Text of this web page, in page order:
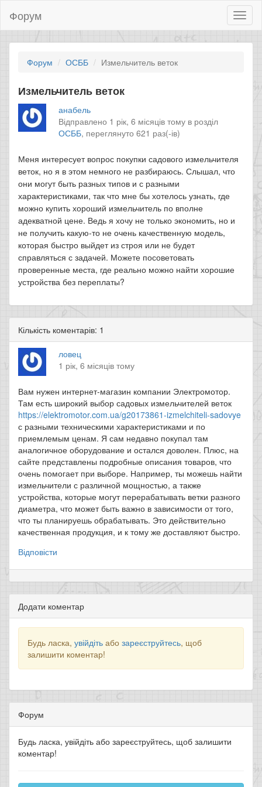
Форум
Форум ОСББ Измельчитель веток
Измельчитель веток
анабель
Відправлено 1 рік, 6 місяців тому в розділ
ОСББ, переглянуто 621 раз(-ів)
Меня интересует вопрос покупки садового измельчителя
веток, но я в этом немного не разбираюсь. Слышал, что
они могут быть разных типов и с разными
характеристиками, так что мне бы хотелось узнать, где
можно купить хороший измельчитель по вполне
адекватной цене. Ведь я хочу не только экономить, но и
не получить какую-то не очень качественную модель,
которая быстро выйдет из строя или не будет
справляться с задачей. Можете посоветовать
проверенные места, где реально можно найти хорошие
устройства без переплаты?
Кількість коментарів: 1
ловец
1 рік, 6 місяців тому
Вам нужен интернет-магазин компании Электромотор.
Там есть широкий выбор садовых измельчителей веток
https://elektromotor.com.ua/g20173861-izmelchiteli-sadovye
с разными техническими характеристиками и по
приемлемым ценам. Я сам недавно покупал там
аналогичное оборудование и остался доволен. Плюс, на
сайте представлены подробные описания товаров, что
очень помогает при выборе. Например, ты можешь найти
измельчители с различной мощностью, а также
устройства, которые могут перерабатывать ветки разного
диаметра, что может быть важно в зависимости от того,
что ты планируешь обрабатывать. Это действительно
качественная продукция, и к тому же доставляют быстро.
Відповісти
Додати коментар
Будь ласка, увійдіть або зареєструйтесь, щоб
залишити коментар!
Форум
Будь ласка, увійдіть або зареєструйтесь, щоб залишити
коментар!